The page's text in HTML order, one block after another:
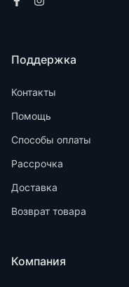
Поддержка
Контакты
Помощь
Способы оплаты
Рассрочка
Доставка
Возврат товара
Компания